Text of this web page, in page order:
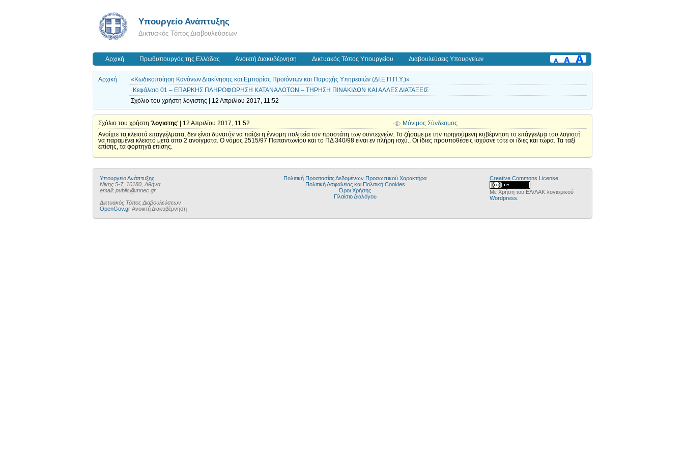
Υπουργείο Ανάπτυξης
Δικτυακός Τόπος Διαβουλεύσεων
Αρχική Πρωθυπουργός της Ελλάδας Ανοικτή Διακυβέρνηση Δικτυακός Τόπος Υπουργείου Διαβουλεύσεις Υπουργείων
Αρχική
«Κωδικοποίηση Κανόνων Διακίνησης και Εμπορίας Προϊόντων και Παροχής Υπηρεσιών (ΔΙ.Ε.Π.Π.Υ.)»
Κεφάλαιο 01 – ΕΠΑΡΚΗΣ ΠΛΗΡΟΦΟΡΗΣΗ ΚΑΤΑΝΑΛΩΤΩΝ – ΤΗΡΗΣΗ ΠΙΝΑΚΙΔΩΝ ΚΑΙ ΑΛΛΕΣ ΔΙΑΤΑΞΕΙΣ
Σχόλιο του χρήστη λογιστης | 12 Απριλίου 2017, 11:52
Σχόλιο του χρήστη 'λογιστης' | 12 Απριλίου 2017, 11:52
Μόνιμος Σύνδεσμος
Ανοίχτε τα κλειστά επαγγέλματα, δεν είναι δυνατόν να παίζει η έννομη πολιτεία τον προστάτη των συντεχνιών. Το ζήσαμε με την πρηγούμενη κυβέρνηση το επάγγελμα του λογιστή
να παραμένει κλειστό μετά απο 2 ανοίγματα. Ο νόμος 2515/97 Παπαντωνίου και το ΠΔ 340/98 είναι εν πλήρη ισχύ., Οι ίδιες προυποθέσεις ισχύανε τότε οι ίδιες και τώρα. Τα ταξί
επίσης, τα φορτηγά επίσης.
Υπουργείο Ανάπτυξης
Νίκης 5-7, 10180, Αθήνα
email: public@mnec.gr
Δικτυακός Τόπος Διαβουλεύσεων
OpenGov.gr Ανοικτή Διακυβέρνηση
Πολιτική Προστασίας Δεδομένων Προσωπικού Χαρακτήρα
Πολιτική Ασφαλείας και Πολιτική Cookies
Όροι Χρήσης
Πλαίσιο Διαλόγου
Creative Commons License
Με Χρήση του ΕΛ/ΛΑΚ λογισμικού
Wordpress